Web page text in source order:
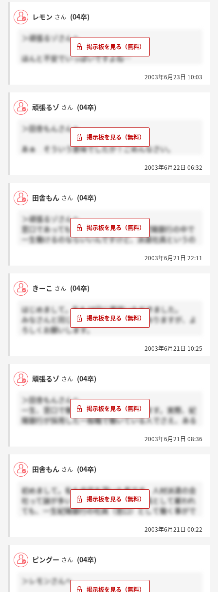
っています。
レモン さん (04卒)
＞頑張るゾさんへ
ほんと不安でいっぱいですよね…
陽に派遣という形で入社するわけですがずっと紀陽の
聞きました。そしたら、「基本的にはそうです。た
だ、転居を伴わない移動はしていただくことはありま
他の皆さんも何聞きましたか？不安を少しでも減らせ
たら…と思うので情報交換しましょう（＞＜）
2003年6月23日 10:03
頑張るゾ さん (04卒)
＞田舎もんさんへ
あぁ そういう意味でしたか！ごめんなさい。
そうですねぇ。実際、私も、紀陽で働きたくて陽和に
りキツイです。ただ、陽和は、本当の派遣会社みた
く、仕事紹介だけの会社ではなく、確実に毎月給与が
は、役員面接の日ですので、色々な話を穏やかに聞け
たらいいのですが・・・。
2003年6月22日 06:32
田舎もん さん (04卒)
＞頑張るゾさんへ
窓口であっても後方事務であっても、紀陽銀行の中で
一生働けるのならいいんですけど、派遣社員というの
以外の企業にまわされる可能性もある様な気がして不
多いと思いました。陽和ビジネスサービスの人事の方
しっかりしてくださいって感じですね。ほんっと謎が
2003年6月21日 22:11
きーこ さん (04卒)
はじめまして。私も18日に電話いただきました。
みなさんと同じように不安な気持ちもありますが、よ
ろしくお願いします。
集合時間は10時45分で印鑑を持っていくのですよね？
2003年6月21日 10:25
頑張るゾ さん (04卒)
＞田舎もんさんへ
一生、窓口で働くことは無理だと思います。実際、紀
陽銀行が採用した一般職で働いている人でさえ、ある
2003年6月21日 08:36
田舎もん さん (04卒)
初めまして。私も内定を頂いた者です。人材派遣の会
社って謎が多いですよね。私が派遣社員として雇われ
ても、一生紀陽銀行の社員（窓口）として働く事がで
なかったので、研修制度などもわかりません。誰か人
いる人がいたら教えてくださいっ！！
2003年6月21日 00:22
ピングー さん (04卒)
＞レモンさんへ